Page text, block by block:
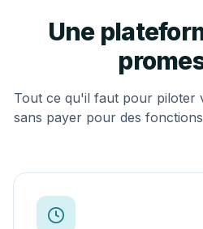
Une
Tout ce qu'il faut pour piloter
sans payer pour des